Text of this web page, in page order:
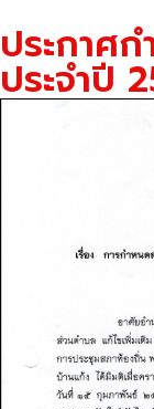
ประกาศ
ประจำปี